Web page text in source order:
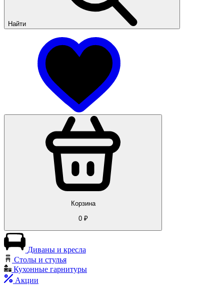
Найти
Корзина
0₽
Диваны и кресла
Столы и стулья
Кухонные гарнитуры
Акции